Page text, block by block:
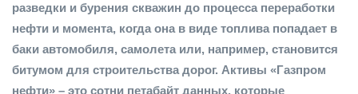
разведки и бурения скважин до процесса переработки
нефти и момента, когда она в виде топлива попадает в
баки автомобиля, самолета или, например, становится
битумом для строительства дорог. Активы «Газпром
нефти» – это сотни петабайт данных, которые